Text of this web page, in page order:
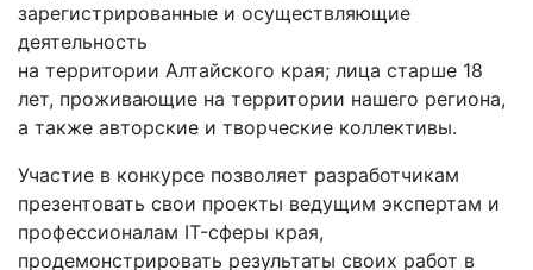
зарегистрированные и осуществляющие
деятельность
на территории Алтайского края; лица старше 18
лет, проживающие на территории нашего региона,
а также авторские и творческие коллективы.
Участие в конкурсе позволяет разработчикам
презентовать свои проекты ведущим экспертам и
профессионалам IT-сферы края,
продемонстрировать результаты своих работ в